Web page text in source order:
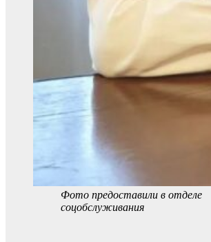
Фото предоставили в отделе
соцобслуживания